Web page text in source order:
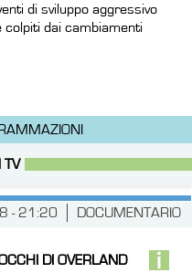
di sviluppo aggressivo
colpiti dai cambiamenti
TV
DOCUMENTARIO
- 21:20
DI OVERLAND